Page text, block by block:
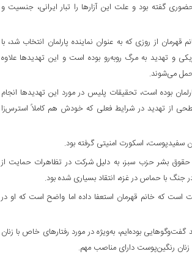
گفته بود و علت این آزارها را تبار ایرانی‌، جنسیت و
از روزی که به عنوان نماینده پارلمان انتخاب شد، با
تهدید به مرگ رو‌به‌‌رو بوده است و این تهدیدها علاوه
می‌شوند.
بوده است، تحقیقات پلیس در مورد این تهدیدها انجام
از تهدید در شرایط فعلی که خودش هم کاملاً استرس‌زا
بشر حزب سبز، به دلیل شرکت در تظاهرات حمایت از
جنگ با حماس در غزه، انتقاد بسیاری شده بود.
است که خانم قهرمان استعفا داده اما واضح است که او در
بوده‌ایم، به‌ویژه در مورد رفتارهای خاص با زنان
زنان رنگین‌پوست دارای مناصب مهم.